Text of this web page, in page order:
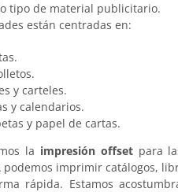
tipo de material publicitario.
están centradas en:
y carteles.
y calendarios.
y papel de cartas.
la impresión offsetpara
podemos imprimir catálogos,
rápida. Estamos